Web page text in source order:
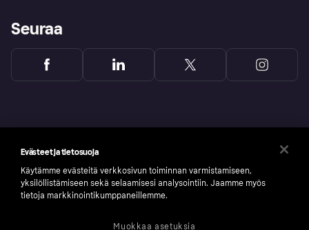
Seuraa
Evästeet ja tietosuoja
Käytämme evästeitä verkkosivun toiminnan varmistamiseen,
yksilöllistämiseen sekä selaamisesi analysointiin. Jaamme myös
tietoja markkinointikumppaneillemme.
Muokkaa asetuksia